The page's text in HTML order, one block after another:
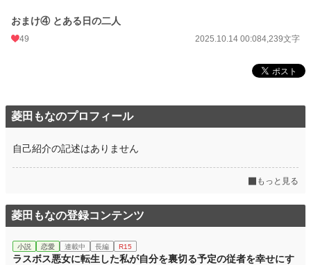
おまけ④ とある日の二人
49 2025.10.14 00:084,239文字
菱田もなのプロフィール
自己紹介の記述はありません
もっと見る
菱田もなの登録コンテンツ
小説 恋愛 連載中 長編 R15
ラスボス悪女に転生した私が自分を裏切る予定の従者を幸せにす